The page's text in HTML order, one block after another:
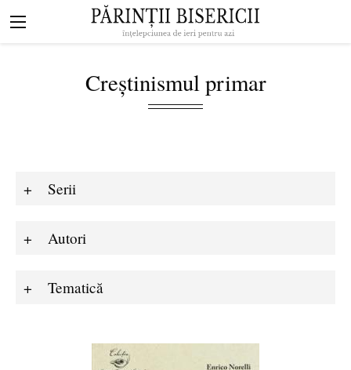
Mergi la conţinutul principal
Navigare
Creștinismul primar
Serii
Autori
Tematică